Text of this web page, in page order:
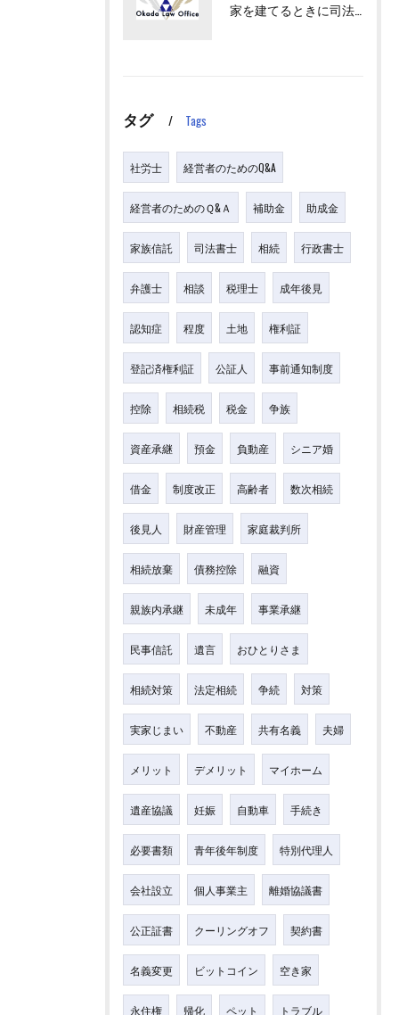
タグ Tags
社労士 経営者のためのQ&A
経営者のためのＱ&Ａ 補助金 助成金
家族信託 司法書士 相続 行政書士
弁護士 相談 税理士 成年後見
認知症 程度 土地 権利証
登記済権利証 公証人 事前通知制度
控除 相続税 税金 争族
資産承継 預金 負動産 シニア婚
借金 制度改正 高齢者 数次相続
後見人 財産管理 家庭裁判所
相続放棄 債務控除 融資
親族内承継 未成年 事業承継
民事信託 遺言 おひとりさま
相続対策 法定相続 争続 対策
実家じまい 不動産 共有名義 夫婦
メリット デメリット マイホーム
遺産協議 妊娠 自動車 手続き
必要書類 青年後年制度 特別代理人
会社設立 個人事業主 離婚協議書
公正証書 クーリングオフ 契約書
名義変更 ビットコイン 空き家
永住権 帰化 ペット トラブル